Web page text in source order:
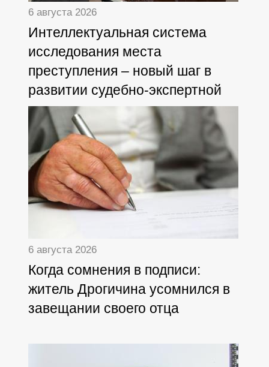
6 августа 2026
Интеллектуальная система
исследования места
преступления – новый шаг в
развитии судебно-экспертной
деятельности
6 августа 2026
Когда сомнения в подписи:
житель Дрогичина усомнился в
завещании своего отца